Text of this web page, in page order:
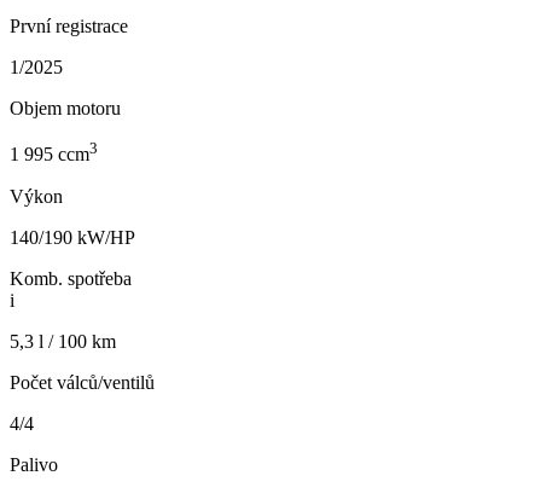
První registrace
1/2025
Objem motoru
1 995 ccm3
Výkon
140/190 kW/HP
Komb. spotřeba
i
5,3 l / 100 km
Počet válců/ventilů
4/4
Palivo